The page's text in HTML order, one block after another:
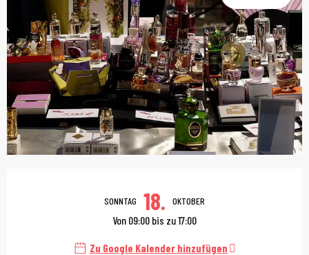
Öffnungszeiten &
SONNTAG 18. OKTOBER
Von 09:00 bis zu 17:00
Zu Google Kalender hinzufügen